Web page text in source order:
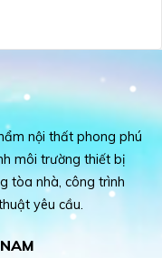
nội thất phong phú
môi trường thiết bị
tòa nhà, công trình
yêu cầu.